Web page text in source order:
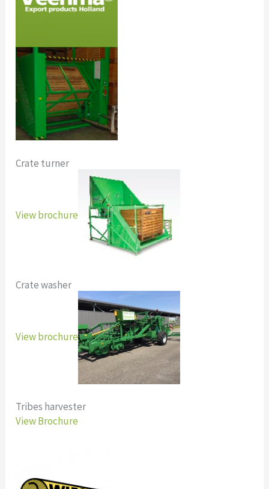
Crate turner
View brochure
Crate washer
View brochure
Tribes harvester
View Brochure